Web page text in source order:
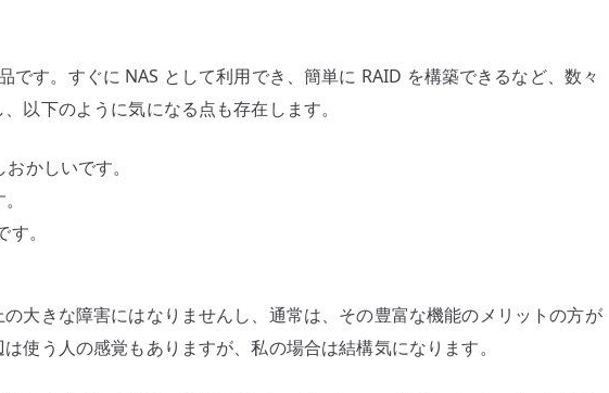
です。すぐに NAS として利用でき、簡単に RAID を構築できるなど、数々
以下のように気になる点も存在します。
かしいです。
。
大きな障害にはなりませんし、通常は、その豊富な機能のメリットの方が
使う人の感覚もありますが、私の場合は結構気になります。